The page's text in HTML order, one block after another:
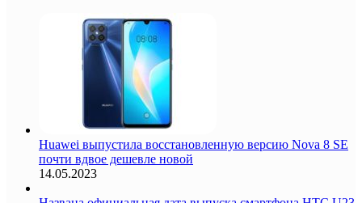
Huawei выпустила восстановленную версию Nova 8 SE
почти вдвое дешевле новой
14.05.2023